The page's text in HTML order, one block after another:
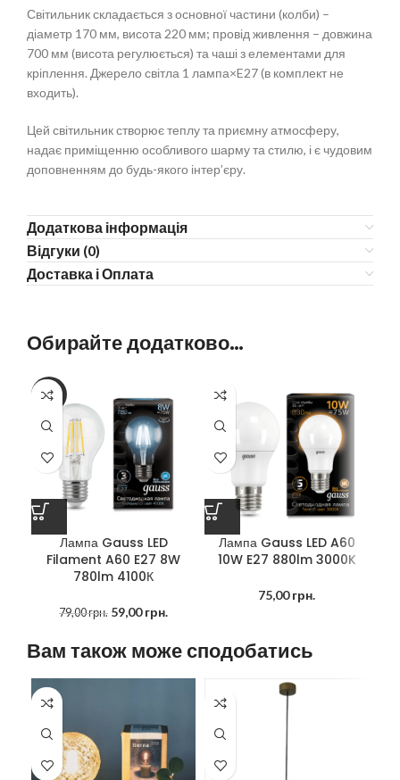
Світильник складається з основної частини (колби) –
діаметр 170 мм, висота 220 мм; провід живлення – довжина
700 мм (висота регулюється) та чаші з елементами для
кріплення. Джерело світла 1 лампа×E27 (в комплект не
входить).
Цей світильник створює теплу та приємну атмосферу,
надає приміщенню особливого шарму та стилю, і є чудовим
доповненням до будь-якого інтер’єру.
Додаткова інформація
Відгуки (0)
Доставка і Оплата
Обирайте додатково…
-25%
Лампа Gauss LED
Filament A60 E27 8W
780lm 4100К
79,00грн. 59,00грн.
Лампа Gauss LED A60
10W E27 880lm 3000K
75,00грн.
Вам також може сподобатись